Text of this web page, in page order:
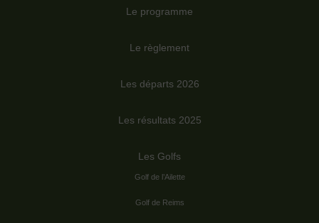
Le programme
Le règlement
Les départs 2026
Les résultats 2025
Les Golfs
Golf de l’Ailette
Golf de Reims